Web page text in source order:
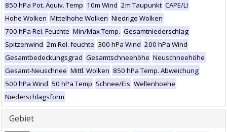
850 hPa Pot. Äquiv. Temp 10m Wind 2m Taupunkt CAPE/LI
Hohe Wolken Mittelhohe Wolken Niedrige Wolken
700 hPa Rel. Feuchte Min/Max Temp. Gesamtniederschlag
Spitzenwind 2m Rel. feuchte 300 hPa Wind 200 hPa Wind
Gesamtbedeckungsgrad Gesamtschneehöhe Neuschneehöhe
Gesamt-Neuschnee Mittl. Wolken 850 hPa Temp. Abweichung
500 hPa Wind 50 hPa Temp Schnee/Eis Wellenhoehe
Niederschlagsform
Gebiet